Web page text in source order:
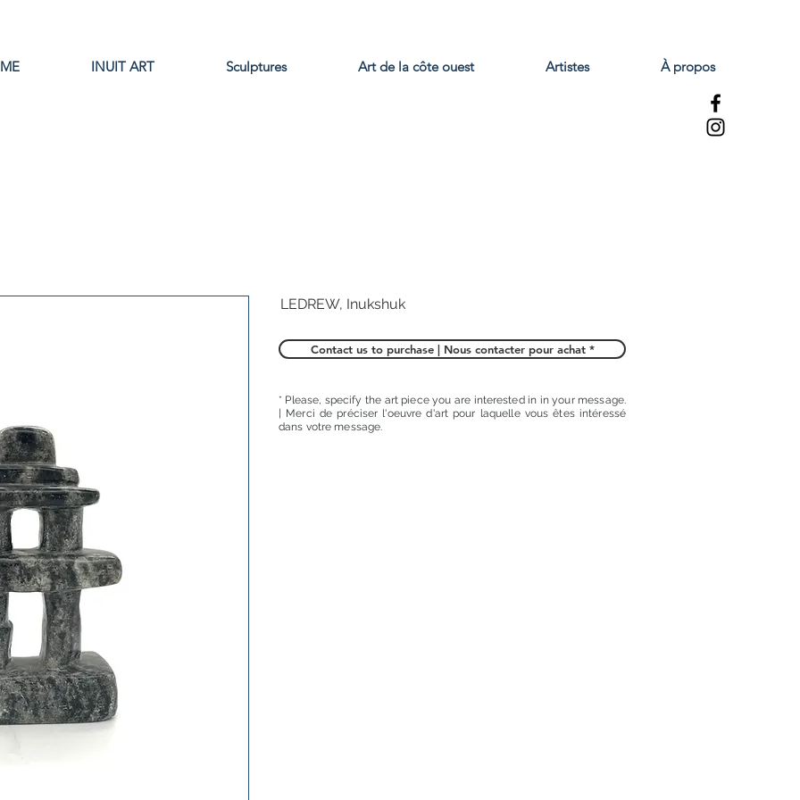
INUIT ART Sculptures Art de la côte ouest Artistes À propos
LEDREW, Inukshuk
Contact us to purchase | Nous contacter pour achat *
* Please, specify the art piece you are interested in in your message.
| Merci de préciser l'oeuvre d'art pour laquelle vous êtes intéressé
dans votre message.